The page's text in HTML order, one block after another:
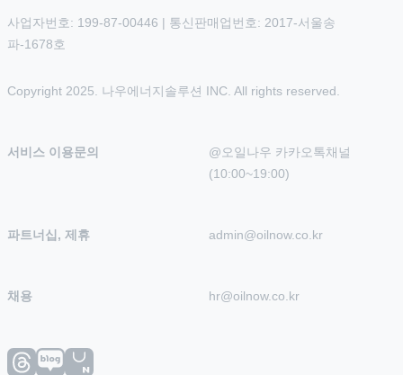
사업자번호: 199-87-00446 | 통신판매업번호: 2017-서울송
파-1678호
Copyright 2025. 나우에너지솔루션 INC. All rights reserved.
서비스 이용문의
@오일나우 카카오톡채널
(10:00~19:00)
파트너십, 제휴 admin@oilnow.co.kr
채용 hr@oilnow.co.kr